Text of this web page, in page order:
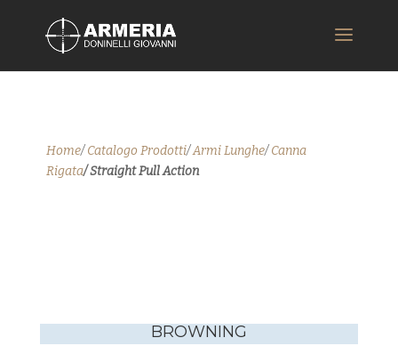
Home/Catalogo Prodotti/Armi Lunghe/Canna
Rigata/ Straight Pull Action
BROWNING